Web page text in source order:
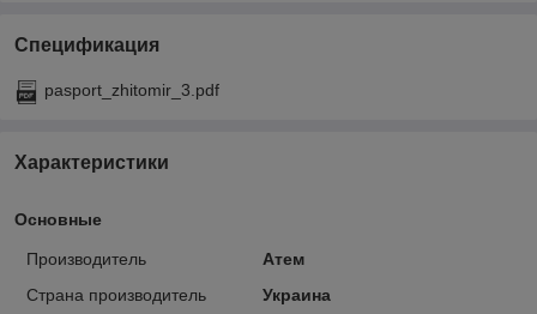
Спецификация
pasport_zhitomir_3.pdf
Характеристики
Основные
Производитель
Атем
Страна производитель
Украина